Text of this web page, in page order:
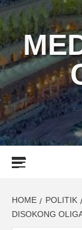
HOME POLITIK
DISOKONG